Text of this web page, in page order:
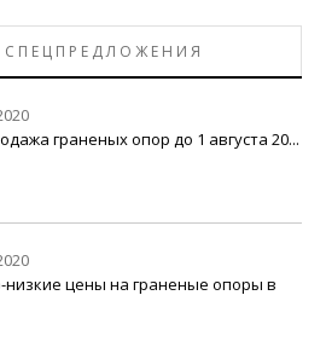
граненых опор до 1 августа 20...
низкие цены на граненые опоры в